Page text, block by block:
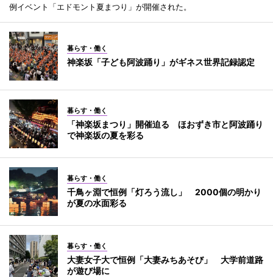
例イベント「エドモント夏まつり」が開催された。
暮らす・働く
神楽坂「子ども阿波踊り」がギネス世界記録認定
暮らす・働く
「神楽坂まつり」開催迫る ほおずき市と阿波踊り
で神楽坂の夏を彩る
暮らす・働く
千鳥ヶ淵で恒例「灯ろう流し」 2000個の明かり
が夏の水面彩る
暮らす・働く
大妻女子大で恒例「大妻みちあそび」 大学前道路
が遊び場に